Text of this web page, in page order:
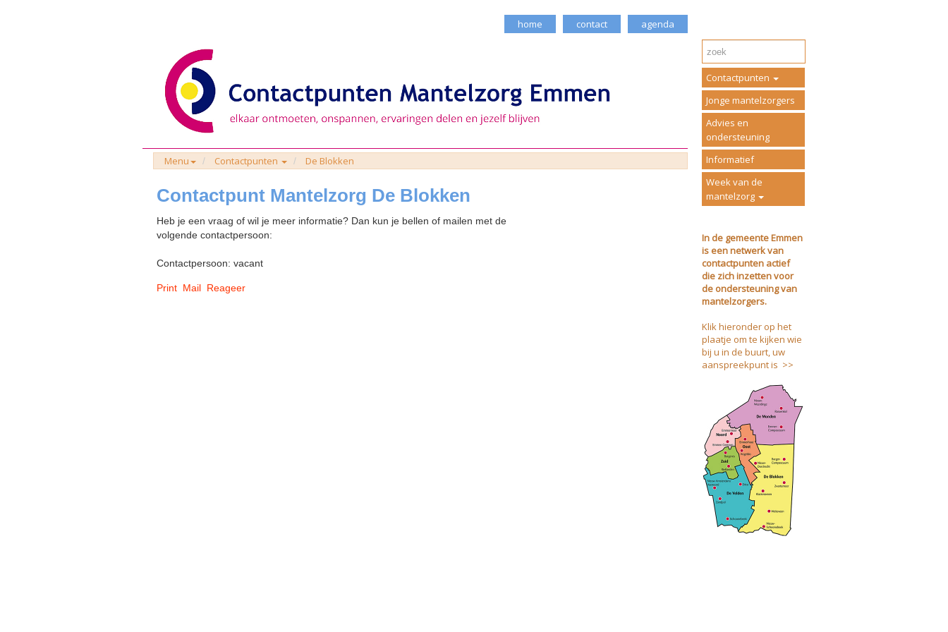
home contact agenda
Menu Contactpunten De Blokken
Contactpunt Mantelzorg De Blokken
Heb je een vraag of wil je meer informatie? Dan kun je bellen of mailen met de
volgende contactpersoon:
Contactpersoon: vacant
Print Mail Reageer
Contactpunten
Jonge mantelzorgers
Advies en
ondersteuning
Informatief
Week van de
mantelzorg
In de gemeente Emmen
is een netwerk van
contactpunten actief
die zich inzetten voor
de ondersteuning van
mantelzorgers.
Klik hieronder op het
plaatje om te kijken wie
bij u in de buurt, uw
aanspreekpunt is >>